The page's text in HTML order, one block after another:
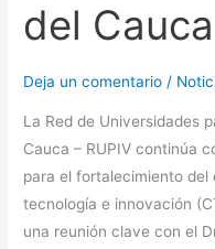
del Cauca
Deja un comentario /
La Red de Universidades
Cauca – RUPIV continúa
para el fortalecimiento del
tecnología e innovación
una reunión clave con el